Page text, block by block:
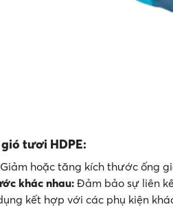
tươi HDPE:
Giảm hoặc tăng kích thước ống
khác nhau:Đảm bảo sự liên
kết hợp với các phụ kiện